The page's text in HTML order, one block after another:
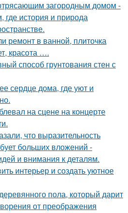
загородным домом -
история и природа
ремонт в ванной, плиточка
красота ….
способ грунтования стен с
сердце дома, где уют и
на сцене на концерте
что выразительность
больших вложений -
и внимания к деталям.
интерьер и создать уютное
пола, который дарит
от преображения